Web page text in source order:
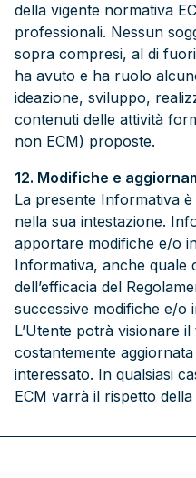
della vigente normativa
professionali. Nessun
sopra compresi, al di
ha avuto e ha ruolo
ideazione, sviluppo,
contenuti delle attività
non ECM) proposte.
12. Modifiche e
La presente Informativa
nella sua intestazione.
apportare modifiche e/o
Informativa, anche quale
dell’efficacia del
successive modifiche e/o
L’Utente potrà visionare
costantemente
interessato. In qualsiasi
ECM varrà il rispetto